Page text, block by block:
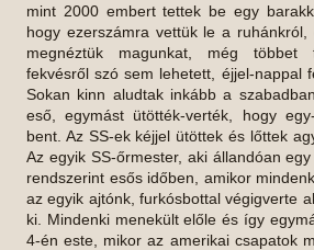
mint 2000 embert tettek be egy
hogy ezerszámra vettük le a
megnéztük magunkat, még többet
fekvésről szó sem lehetett, éjjel-nappal
Sokan kinn aludtak inkább a
eső, egymást ütötték-verték, hogy
bent. Az SS-ek kéjjel ütöttek és lőttek
Az egyik SS-őrmester, aki állandóan
rendszerint esős időben, amikor
az egyik ajtónk, furkósbottal végigverte
ki. Mindenki menekült előle és így
4-én este, mikor az amerikai csapatok